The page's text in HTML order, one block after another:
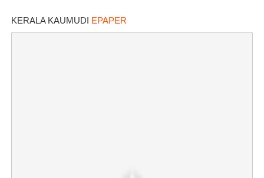
KERALA KAUMUDI EPAPER